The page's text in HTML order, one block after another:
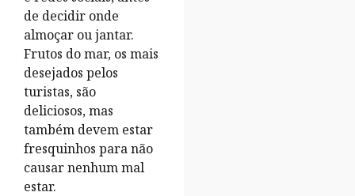
de decidir onde
almoçar ou jantar.
Frutos do mar, os mais
desejados pelos
turistas, são
deliciosos, mas
também devem estar
fresquinhos para não
causar nenhum mal
estar.